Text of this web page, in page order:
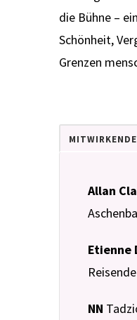
die Bühne –
Schönheit,
Grenzen
MITWIRKENDE
Allan
Etienne
NN